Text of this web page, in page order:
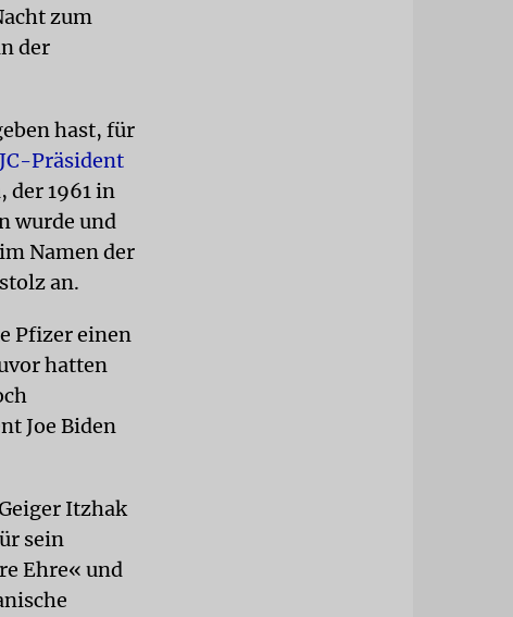
zum
der
hast, für
Präsident
der 1961 in
wurde und
Namen der
an.
Pfizer einen
hatten
Joe Biden
Itzhak
sein
Ehre« und